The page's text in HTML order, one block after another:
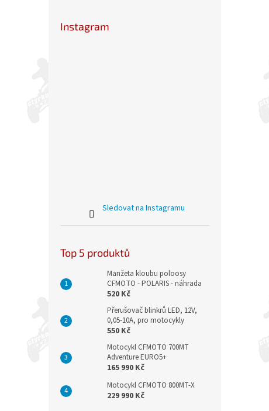
Instagram
Sledovat na Instagramu
Top 5 produktů
Manžeta kloubu poloosy
CFMOTO - POLARIS - náhrada
520 Kč
Přerušovač blinkrů LED, 12V,
0,05-10A, pro motocykly
550 Kč
Motocykl CFMOTO 700MT
Adventure EURO5+
165 990 Kč
Motocykl CFMOTO 800MT-X
229 990 Kč